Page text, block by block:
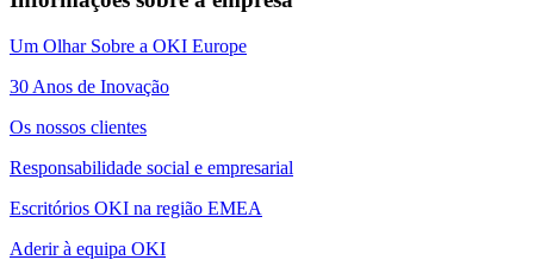
Um Olhar Sobre a OKI Europe
30 Anos de Inovação
Os nossos clientes
Responsabilidade social e empresarial
Escritórios OKI na região EMEA
Aderir à equipa OKI